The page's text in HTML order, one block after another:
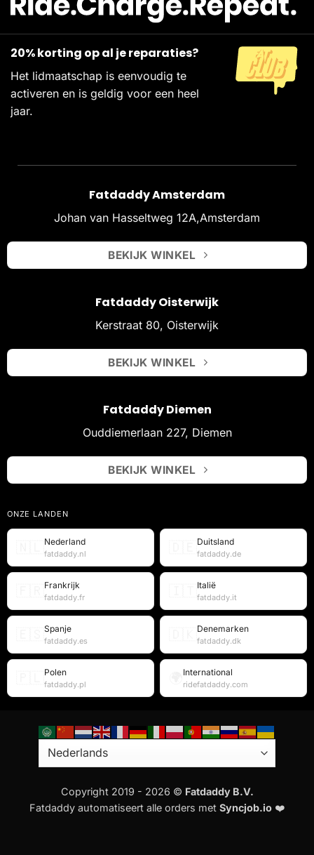
20% korting op al je reparaties?
Het lidmaatschap is eenvoudig te
activeren en is geldig voor een heel
jaar.
Fatdaddy Amsterdam
Johan van Hasseltweg 12A,Amsterdam
BEKIJK WINKEL
Fatdaddy Oisterwijk
Kerstraat 80, Oisterwijk
BEKIJK WINKEL
Fatdaddy Diemen
Ouddiemerlaan 227, Diemen
BEKIJK WINKEL
ONZE LANDEN
Nederland
fatdaddy.nl
Duitsland
fatdaddy.de
Frankrijk
fatdaddy.fr
Italië
fatdaddy.it
Spanje
fatdaddy.es
Denemarken
fatdaddy.dk
Polen
fatdaddy.pl
International
ridefatdaddy.com
Copyright 2019 - 2026 © Fatdaddy B.V.
Fatdaddy automatiseert alle orders met Syncjob.io ❤️